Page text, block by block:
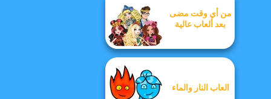
من أي وقت مضى
بعد ألعاب عالية
العاب النار والماء